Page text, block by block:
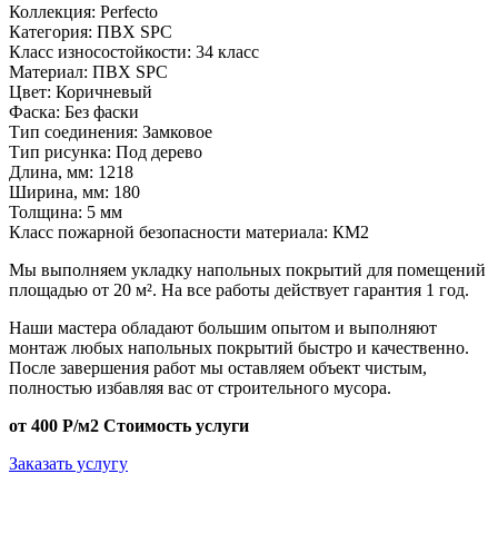
Коллекция: Perfecto
Категория: ПВХ SPC
Класс износостойкости: 34 класс
Материал: ПВХ SPC
Цвет: Коричневый
Фаска: Без фаски
Тип соединения: Замковое
Тип рисунка: Под дерево
Длина, мм: 1218
Ширина, мм: 180
Толщина: 5 мм
Класс пожарной безопасности материала: КМ2
Мы выполняем укладку напольных покрытий для помещений
площадью от 20 м². На все работы действует гарантия 1 год.
Наши мастера обладают большим опытом и выполняют
монтаж любых напольных покрытий быстро и качественно.
После завершения работ мы оставляем объект чистым,
полностью избавляя вас от строительного мусора.
от 400 Р/м2 Стоимость услуги
Заказать услугу